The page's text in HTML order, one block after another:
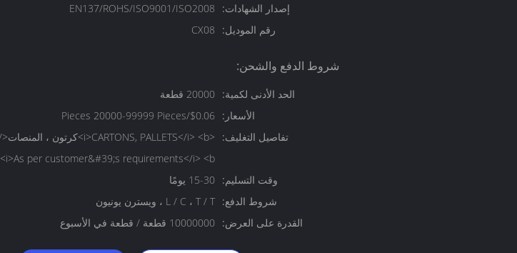
إصدار الشهادات:
EN137/ROHS/ISO9001/ISO2008
رقم الموديل:
CX08
شروط الدفع والشحن:
الحد الأدنى لكمية: 20000 قطعة
الأسعار:
$0.06/Pieces 20000-99999 Pieces
تفاصيل التغليف:
<i>As per customer&#39;s requirements</i> <b>حسب
وقت التسليم: 15-30 يومًا
شروط الدفع: L / C ، T / T ، ويسترن يونيون
القدرة على العرض: 10000000 قطعة / قطعة في الأسبوع